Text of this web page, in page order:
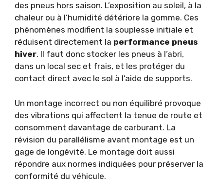
des pneus hors saison. L’exposition au soleil, à la
chaleur ou à l’humidité détériore la gomme. Ces
phénomènes modifient la souplesse initiale et
réduisent directement la performance pneus
hiver. Il faut donc stocker les pneus à l’abri,
dans un local sec et frais, et les protéger du
contact direct avec le sol à l’aide de supports.
Un montage incorrect ou non équilibré provoque
des vibrations qui affectent la tenue de route et
consomment davantage de carburant. La
révision du parallélisme avant montage est un
gage de longévité. Le montage doit aussi
répondre aux normes indiquées pour préserver la
conformité du véhicule.